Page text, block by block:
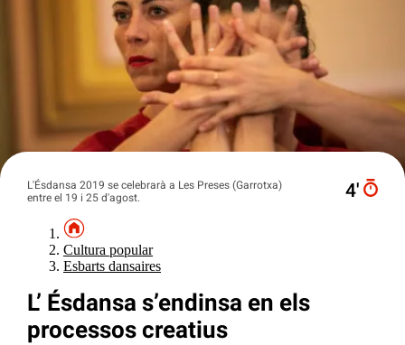
L'Ésdansa 2019 se celebrarà a Les Preses (Garrotxa)
entre el 19 i 25 d'agost.
4′
Cultura popular
Esbarts dansaires
L’ Ésdansa s’endinsa en els
processos creatius